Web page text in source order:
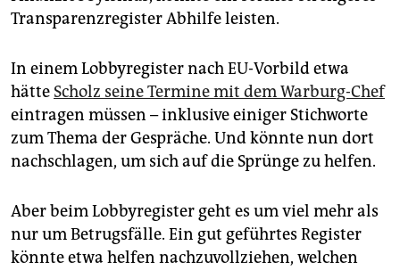
Transparenzregister Abhilfe leisten.
In einem Lobbyregister nach EU-Vorbild etwa
hätte Scholz seine Termine mit dem Warburg-Chef
eintragen müssen – inklusive einiger Stichworte
zum Thema der Gespräche. Und könnte nun dort
nachschlagen, um sich auf die Sprünge zu helfen.
Aber beim Lobbyregister geht es um viel mehr als
nur um Betrugsfälle. Ein gut geführtes Register
könnte etwa helfen nachzuvollziehen, welchen